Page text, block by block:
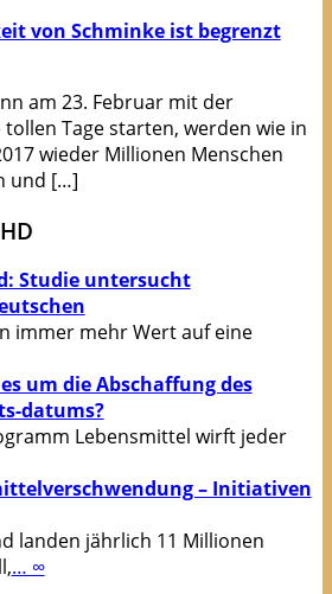
von Schminke ist begrenzt
am 23. Februar mit der
Tage starten, werden wie in
wieder Millionen Menschen
und […]
Studie untersucht
immer mehr Wert auf eine
um die Abschaffung des
datums?
Lebensmittel wirft jeder
– Initiativen
landen jährlich 11 Millionen
… ∞